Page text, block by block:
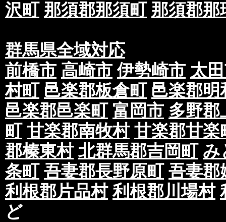
沢町 那須郡那須町 那須郡那
群馬県全域対応
前橋市 高崎市 伊勢崎市 太
村町 邑楽郡板倉町 邑楽郡明
邑楽郡邑楽町 富岡市 多野郡
町 甘楽郡南牧村 甘楽郡甘楽
郡榛東村 北群馬郡吉岡町 み
条町 吾妻郡長野原町 吾妻郡
利根郡片品村 利根郡川場村
ど